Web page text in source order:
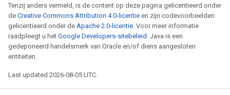
Tenzij anders vermeld, is de content op deze pagina gelicentieerd onder
de Creative Commons Attribution 4.0-licentie en zijn codevoorbeelden
gelicentieerd onder de Apache 2.0-licentie . Voor meer informatie
raadpleegt u het Google Developers-sitebeleid . Java is een
gedeponeerd handelsmerk van Oracle en/of diens aangesloten
entiteiten.
Last updated 2026-08-05 UTC.